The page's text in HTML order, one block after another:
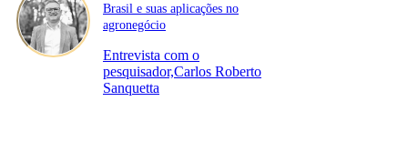
Brasil e suas aplicações no
agronegócio
Entrevista com o
pesquisador,Carlos Roberto
Sanquetta